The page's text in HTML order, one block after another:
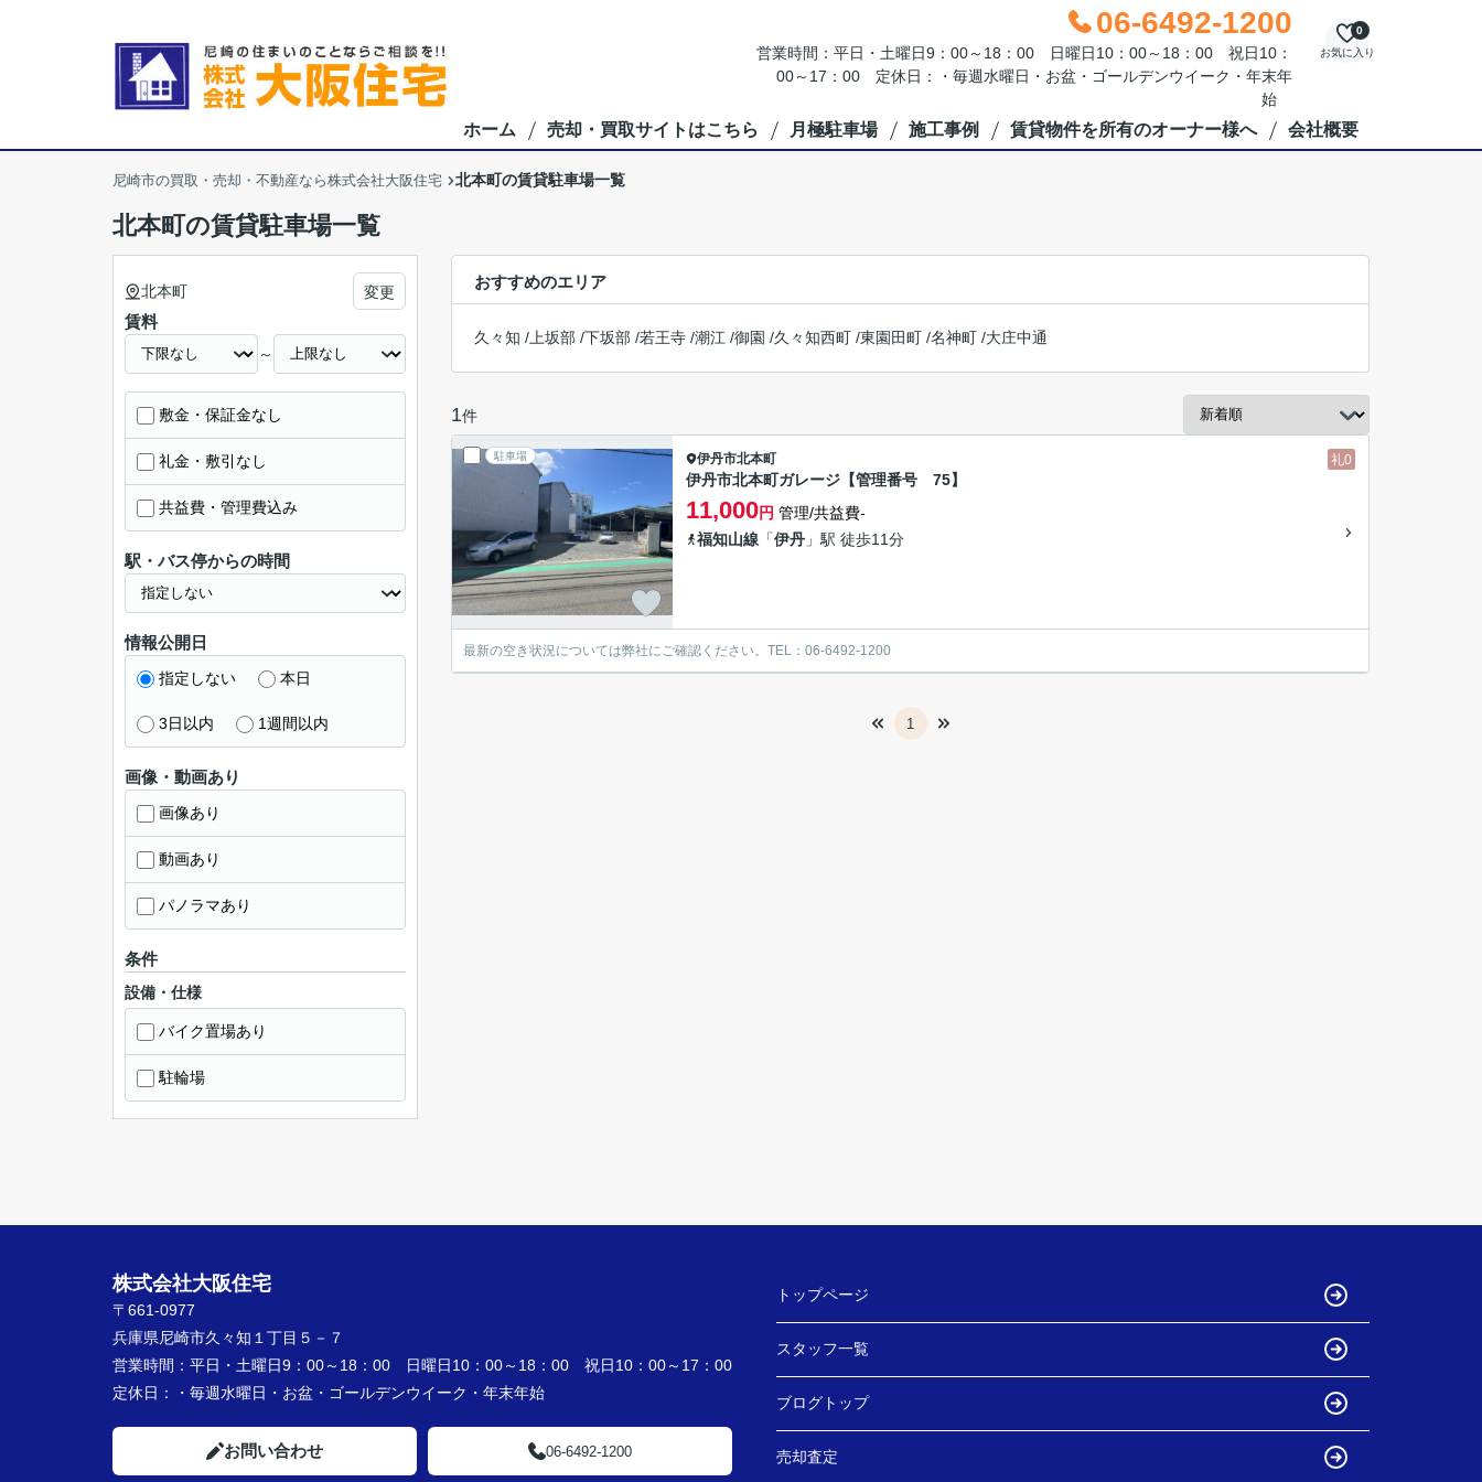
06-6492-1200
営業時間：平日・土曜日9：00～18：00 日曜日10：00～18：00 祝日10：
00～17：00 定休日：・毎週水曜日・お盆・ゴールデンウイーク・年末年
始
お気に入り
0
ホーム 売却・買取サイトはこちら 月極駐車場 施工事例 賃貸物件を所有のオーナー様へ 会社概要
尼崎市の買取・売却・不動産なら株式会社大阪住宅 北本町の賃貸駐車場一覧
北本町の賃貸駐車場一覧
おすすめのエリア
久々知 / 上坂部 /下坂部 /若王寺 /潮江 /御園 /久々知西町 /東園田町 /名神町 /大庄中通
1件
駐車場 礼0
伊丹市北本町
伊丹市北本町ガレージ【管理番号 75】
11,000円 管理/共益費-
福知山線 「伊丹 」駅 徒歩11分
最新の空き状況については弊社にご確認ください。TEL：06-6492-1200
1
北本町 変更
賃料
～
敷金・保証金なし
礼金・敷引なし
共益費・管理費込み
駅・バス停からの時間
情報公開日
指定しない 本日
3日以内 1週間以内
画像・動画あり
画像あり
動画あり
パノラマあり
条件
設備・仕様
バイク置場あり
駐輪場
株式会社大阪住宅
〒661-0977
兵庫県尼崎市久々知１丁目５－７
営業時間： 平日・土曜日9：00～18：00 日曜日10：00～18：00 祝日10：00～17：00
定休日：
・毎週水曜日・お盆・ゴールデンウイーク・年末年始
お問い合わせ 06-6492-1200
トップページ
スタッフ一覧
ブログトップ
売却査定